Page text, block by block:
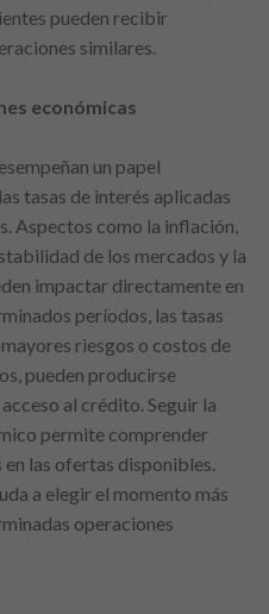
pueden recibir
similares.
económicas
un papel
tasas de interés aplicadas
Aspectos como la inflación,
de los mercados y la
impactar directamente en
períodos, las tasas
riesgos o costos de
pueden producirse
al crédito. Seguir la
permite comprender
las ofertas disponibles.
a elegir el momento más
operaciones